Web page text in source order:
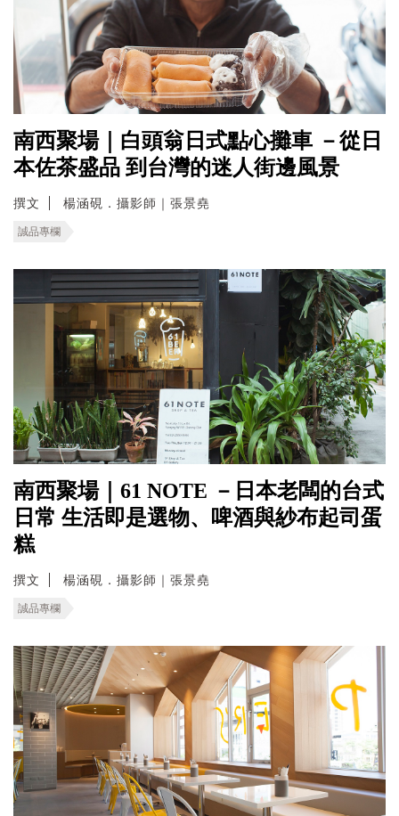
南西聚場｜白頭翁日式點心攤車 －從日
本佐茶盛品 到台灣的迷人街邊風景
撰文 楊涵硯．攝影師｜張景堯
誠品專欄
南西聚場｜61 NOTE －日本老闆的台式
日常 生活即是選物、啤酒與紗布起司蛋
糕
撰文 楊涵硯．攝影師｜張景堯
誠品專欄